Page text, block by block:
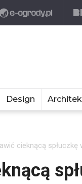
Design
cieknącą spłuczkę